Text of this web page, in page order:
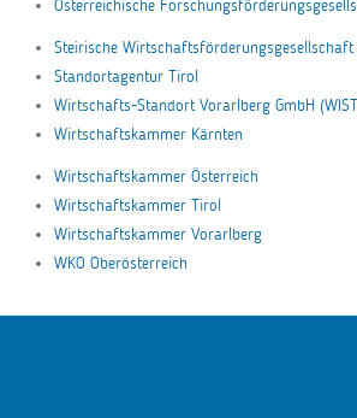
Österreichische
Steirische Wirtschaftsförderungsgesellschaft
Standortagentur Tirol
Wirtschafts-Standort Vorarlberg GmbH
Wirtschaftskammer Kärnten
Wirtschaftskammer Österreich
Wirtschaftskammer Tirol
Wirtschaftskammer Vorarlberg
WKO Oberösterreich